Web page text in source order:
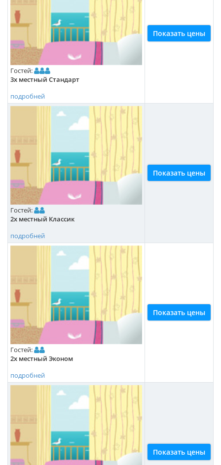
Гостей:
3х местный Стандарт
подробней
Показать цены
Гостей:
2х местный Классик
подробней
Показать цены
Гостей:
2х местный Эконом
подробней
Показать цены
Показать цены